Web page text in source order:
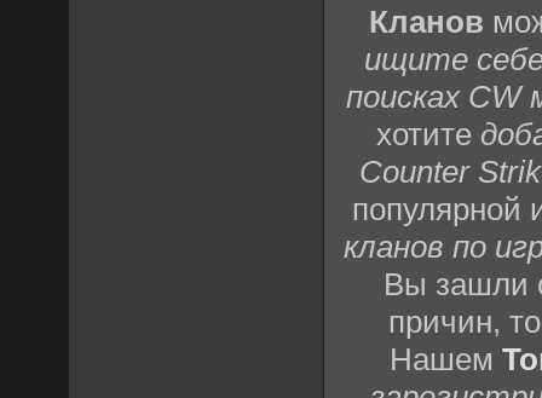
Кланов
ищите
поисках CW
хотите
Counter
кланов по
Вы зашли
причин,
Нашем